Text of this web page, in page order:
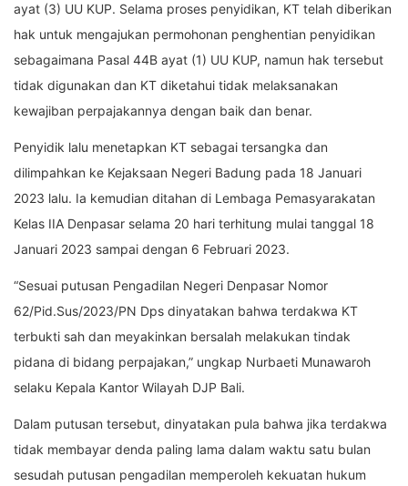
ayat (3) UU KUP. Selama proses penyidikan, KT telah diberikan
hak untuk mengajukan permohonan penghentian penyidikan
sebagaimana Pasal 44B ayat (1) UU KUP, namun hak tersebut
tidak digunakan dan KT diketahui tidak melaksanakan
kewajiban perpajakannya dengan baik dan benar.
Penyidik lalu menetapkan KT sebagai tersangka dan
dilimpahkan ke Kejaksaan Negeri Badung pada 18 Januari
2023 lalu. Ia kemudian ditahan di Lembaga Pemasyarakatan
Kelas IIA Denpasar selama 20 hari terhitung mulai tanggal 18
Januari 2023 sampai dengan 6 Februari 2023.
“Sesuai putusan Pengadilan Negeri Denpasar Nomor
62/Pid.Sus/2023/PN Dps dinyatakan bahwa terdakwa KT
terbukti sah dan meyakinkan bersalah melakukan tindak
pidana di bidang perpajakan,” ungkap Nurbaeti Munawaroh
selaku Kepala Kantor Wilayah DJP Bali.
Dalam putusan tersebut, dinyatakan pula bahwa jika terdakwa
tidak membayar denda paling lama dalam waktu satu bulan
sesudah putusan pengadilan memperoleh kekuatan hukum